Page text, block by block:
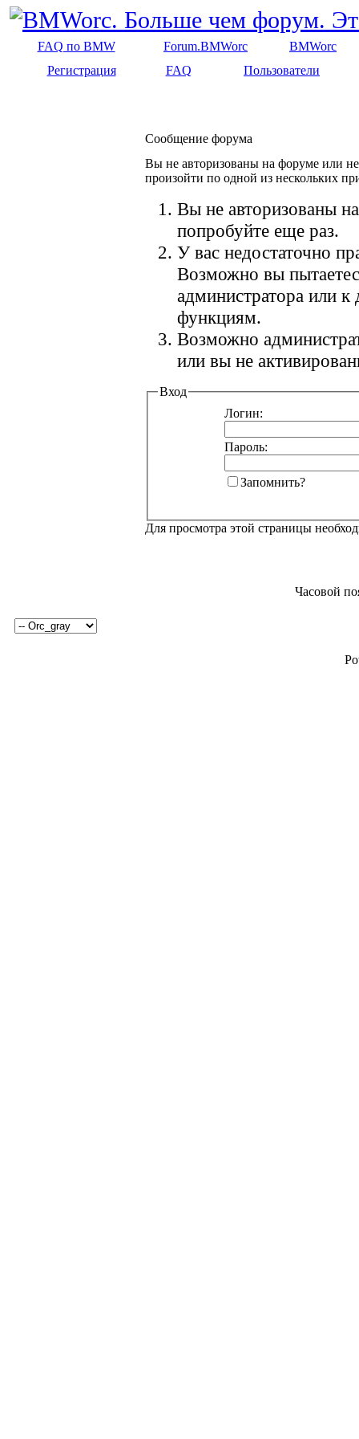
FAQ по BMW Forum.BMWorc
BMWorc
Регистрация
FAQ Пользователи
Сообщение форума
Вы не авторизованы на форуме или
произойти по одной из нескольких
Вы не авторизованы
попробуйте еще раз.
У вас недостаточно
Возможно вы
администратора или
функциям.
Возможно
или вы не
Вход
Логин:
Пароль:
Запомнить?
Для просмотра этой страницы
Часовой